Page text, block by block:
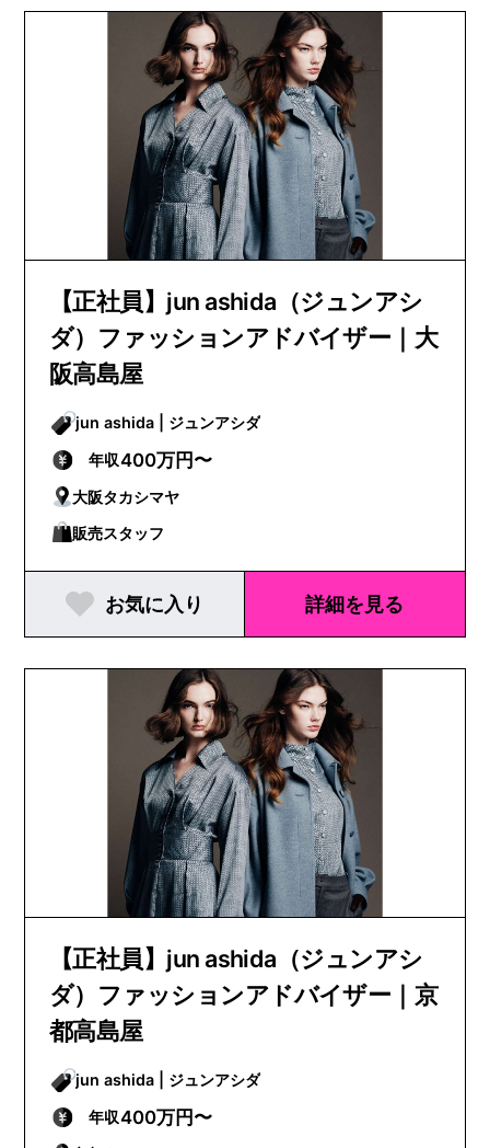
【正社員】jun ashida（ジュンアシ
ダ）ファッションアドバイザー｜大
阪高島屋
jun ashida | ジュンアシダ
年収400万円〜
大阪タカシマヤ
販売スタッフ
お気に入り 詳細を見る
【正社員】jun ashida（ジュンアシ
ダ）ファッションアドバイザー｜京
都高島屋
jun ashida | ジュンアシダ
年収400万円〜